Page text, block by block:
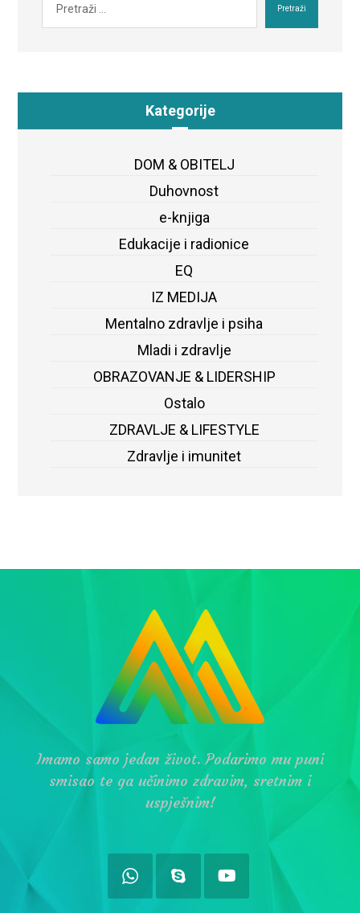
Pretraži
Kategorije
DOM & OBITELJ
Duhovnost
e-knjiga
Edukacije i radionice
EQ
IZ MEDIJA
Mentalno zdravlje i psiha
Mladi i zdravlje
OBRAZOVANJE & LIDERSHIP
Ostalo
ZDRAVLJE & LIFESTYLE
Zdravlje i imunitet
Imamo samo jedan život. Podarimo mu puni
smisao te ga učinimo zdravim, sretnim i
uspješnim!